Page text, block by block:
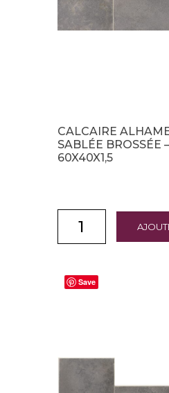
CALCAIRE
SABLÉE BROSSÉE
60X40X1,5
Save